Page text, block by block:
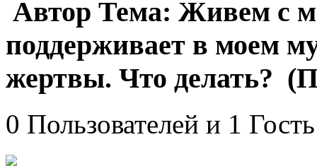
Автор Тема: Живем с
поддерживает в моем
жертвы. Что делать?
0 Пользователей и 1